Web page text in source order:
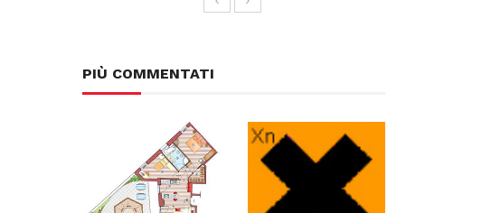
PIÙ COMMENTATI